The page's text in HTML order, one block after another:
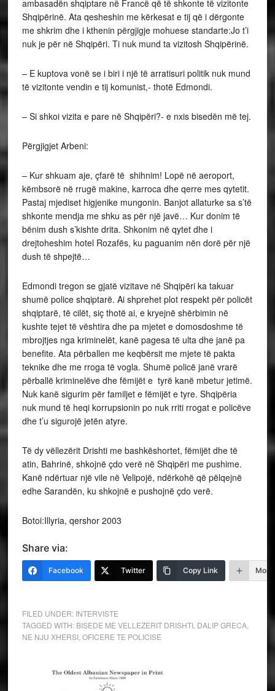
ambasadën shqiptare në Francë që të shkonte të vizitonte
Shqipërinë. Ata qesheshin me kërkesat e tij që i dërgonte
me shkrim dhe i kthenin përgjigje mohuese standarte:Jo t’i
nuk je për në Shqipëri. Ti nuk mund ta vizitosh Shqipërinë.
– E kuptova vonë se i biri i një të arratisuri politik nuk mund
të vizitonte vendin e tij komunist,- thotë Edmondi.
– Si shkoi vizita e pare në Shqipëri?- e nxis bisedën më tej.
Përgjigjet Arbeni:
– Kur shkuam aje, çfarë të shihnim! Lopë në aeroport,
këmbsorë në rrugë makine, karroca dhe qerre mes qytetit.
Pastaj mjediset higjenike mungonin. Banjot allaturke sa s’të
shkonte mendja me shku as për një javë… Kur donim të
bënim dush s’kishte drita. Shkonim në qytet dhe i
drejtoheshim hotel Rozafës, ku paguanim nën dorë për një
dush të shpejtë…
Edmondi tregon se gjatë vizitave në Shqipëri ka takuar
shumë police shqiptarë. Ai shprehet plot respekt për policët
shqiptarë, të cilët, siç thotë ai, e kryejnë shërbimin në
kushte tejet të vështira dhe pa mjetet e domosdoshme të
mbrojtjes nga kriminelët, kanë pagesa të ulta dhe janë pa
benefite. Ata përballen me keqbërsit me mjete të pakta
teknike dhe me rroga të vogla. Shumë policë janë vrarë
përballë kriminelëve dhe fëmijët e tyrë kanë mbetur jetimë.
Nuk kanë sigurim për familjet e fëmijët e tyre. Shqipëria
nuk mund të heqi korrupsionin po nuk rriti rrogat e policëve
dhe t’u sigurojë jetën atyre.
Të dy vëllezërit Drishti me bashkëshortet, fëmijët dhe të
atin, Bahrinë, shkojnë çdo verë në Shqipëri me pushime.
Kanë ndërtuar një vile në Velipojë, ndërkohë që pëlqejnë
edhe Sarandën, ku shkojnë e pushojnë çdo verë.
Botoi:Illyria, qershor 2003
Share via:
Facebook Twitter Copy Link More
FILED UNDER: INTERVISTE
TAGGED WITH: BISEDE ME VELLEZERIT DRISHTI, DALIP GRECA,
NE NJU XHERSI, OFICERE TE POLICISE